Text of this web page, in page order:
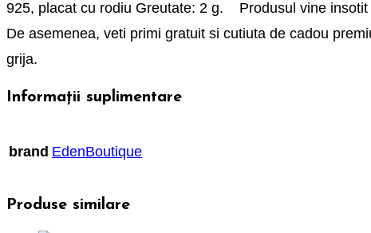
925, placat cu rodiu Greutate: 2 g. Produsul vine
De asemenea, veti primi gratuit si cutiuta de cadou
grija.
Informații suplimentare
brand EdenBoutique
Produse similare